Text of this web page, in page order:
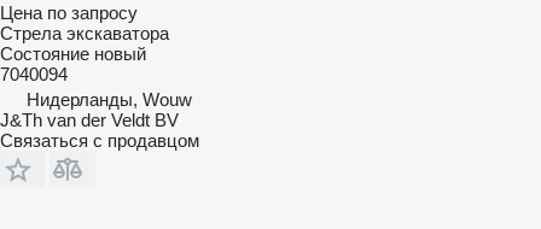
Цена по запросу
Стрела экскаватора
Состояние новый
7040094
Нидерланды, Wouw
J&Th van der Veldt BV
Связаться с продавцом